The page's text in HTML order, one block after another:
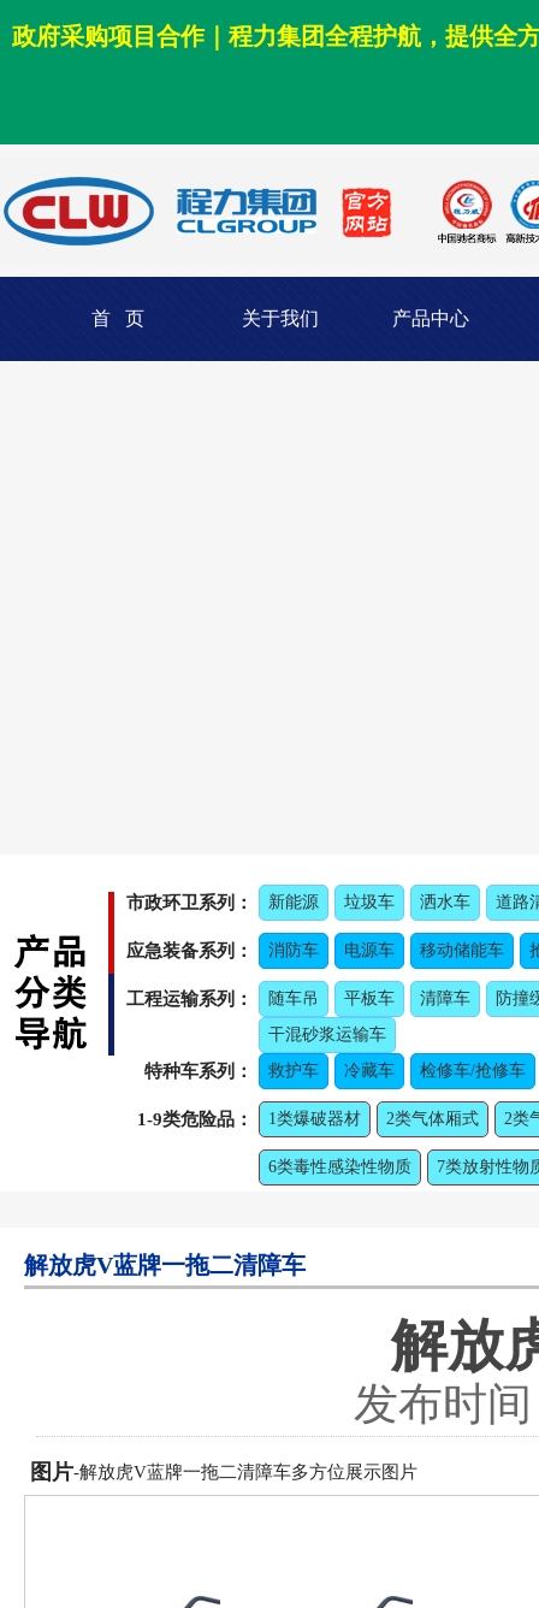
政府采购项目合作｜程力集团全程护航，提供全
首 页 关于我们 产品中心
市政环卫系列： 新能源 垃圾车 洒水车 道路
应急装备系列： 消防车 电源车 移动储能车
工程运输系列： 随车吊 平板车 清障车
防撞
干混砂浆运输车
特种车系列： 救护车 冷藏车 检修车/抢修车
1-9类危险品： 1类爆破器材 2类气体厢式 2类
6类毒性感染性物质 7类放射性物
解放虎V蓝牌一拖二清障车
解放
发布时
图片-解放虎V蓝牌一拖二清障车多方位展示图片